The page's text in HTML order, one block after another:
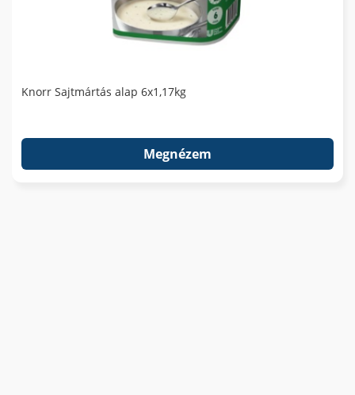
Knorr Sajtmártás alap 6x1,17kg
Megnézem